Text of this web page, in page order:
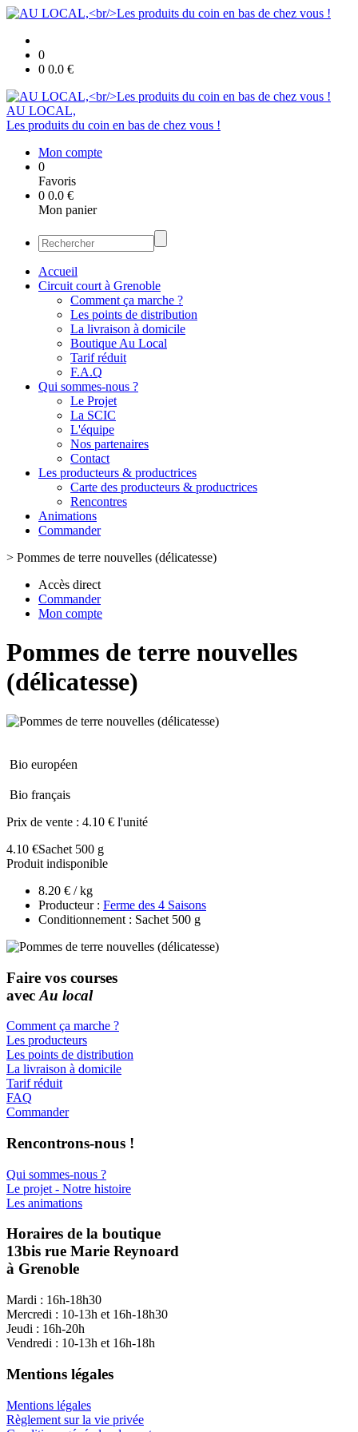
0
0 0.0 €
AU LOCAL,
Les produits du coin en bas de chez vous !
Mon compte
0
Favoris
0 0.0 €
Mon panier
Accueil
Circuit court à Grenoble
Comment ça marche ?
Les points de distribution
La livraison à domicile
Boutique Au Local
Tarif réduit
F.A.Q
Qui sommes-nous ?
Le Projet
La SCIC
L'équipe
Nos partenaires
Contact
Les producteurs & productrices
Carte des producteurs & productrices
Rencontres
Animations
Commander
> Pommes de terre nouvelles (délicatesse)
Accès direct
Commander
Mon compte
Pommes de terre nouvelles
(délicatesse)
Bio européen
Bio français
Prix de vente : 4.10 € l'unité
4.10 €Sachet 500 g
Produit indisponible
8.20 € / kg
Producteur : Ferme des 4 Saisons
Conditionnement : Sachet 500 g
Faire vos courses
avec Au local
Comment ça marche ?
Les producteurs
Les points de distribution
La livraison à domicile
Tarif réduit
FAQ
Commander
Rencontrons-nous !
Qui sommes-nous ?
Le projet - Notre histoire
Les animations
Horaires de la boutique
13bis rue Marie Reynoard
à Grenoble
Mardi : 16h-18h30
Mercredi : 10-13h et 16h-18h30
Jeudi : 16h-20h
Vendredi : 10-13h et 16h-18h
Mentions légales
Mentions légales
Règlement sur la vie privée